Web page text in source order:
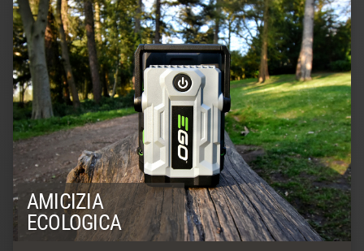
AMICIZIA
ECOLOGICA